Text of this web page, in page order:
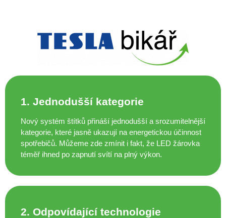
1. Jednodušší kategorie
Nový systém štítků přináší jednodušší a srozumitelnější
kategorie, které jasně ukazují na energetickou účinnost
spotřebičů. Můžeme zde zmínit i fakt, že LED žárovka
téměř ihned po zapnutí svítí na plný výkon.
2. Odpovídající technologie